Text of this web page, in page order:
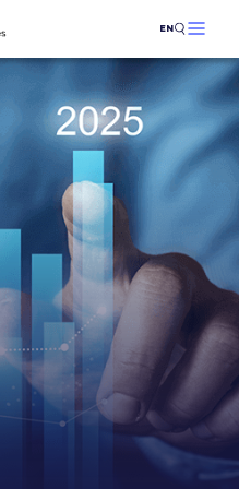
EN